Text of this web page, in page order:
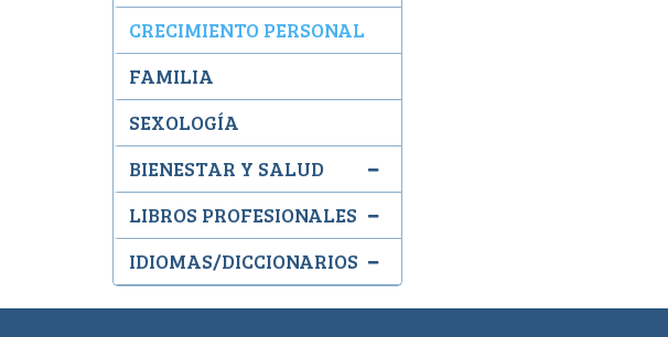
CRECIMIENTO PERSONAL
FAMILIA
SEXOLOGÍA
BIENESTAR Y SALUD
LIBROS PROFESIONALES
IDIOMAS/DICCIONARIOS